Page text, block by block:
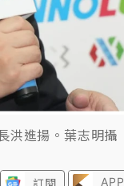
洪進揚。葉志明攝
訂閱 APP